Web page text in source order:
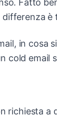
differenza è
in cosa
cold email
richiesta a